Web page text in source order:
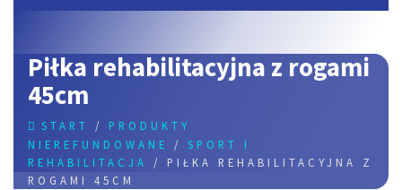
Piłka rehabilitacyjna z rogami
45cm
START / PRODUKTY
NIEREFUNDOWANE
/ SPORT I
REHABILITACJA
/ PIŁKA REHABILITACYJNA Z
ROGAMI 45CM